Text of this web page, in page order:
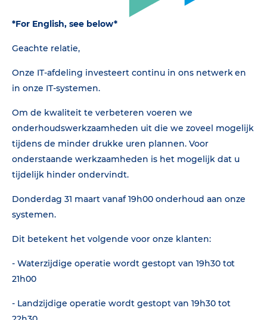
*For English, see below*
Geachte relatie,
Onze IT-afdeling investeert continu in ons netwerk en
in onze IT-systemen.
Om de kwaliteit te verbeteren voeren we
onderhoudswerkzaamheden uit die we zoveel mogelijk
tijdens de minder drukke uren plannen. Voor
onderstaande werkzaamheden is het mogelijk dat u
tijdelijk hinder ondervindt.
Donderdag 31 maart vanaf 19h00 onderhoud aan onze
systemen.
Dit betekent het volgende voor onze klanten:
- Waterzijdige operatie wordt gestopt van 19h30 tot
21h00
- Landzijdige operatie wordt gestopt van 19h30 tot